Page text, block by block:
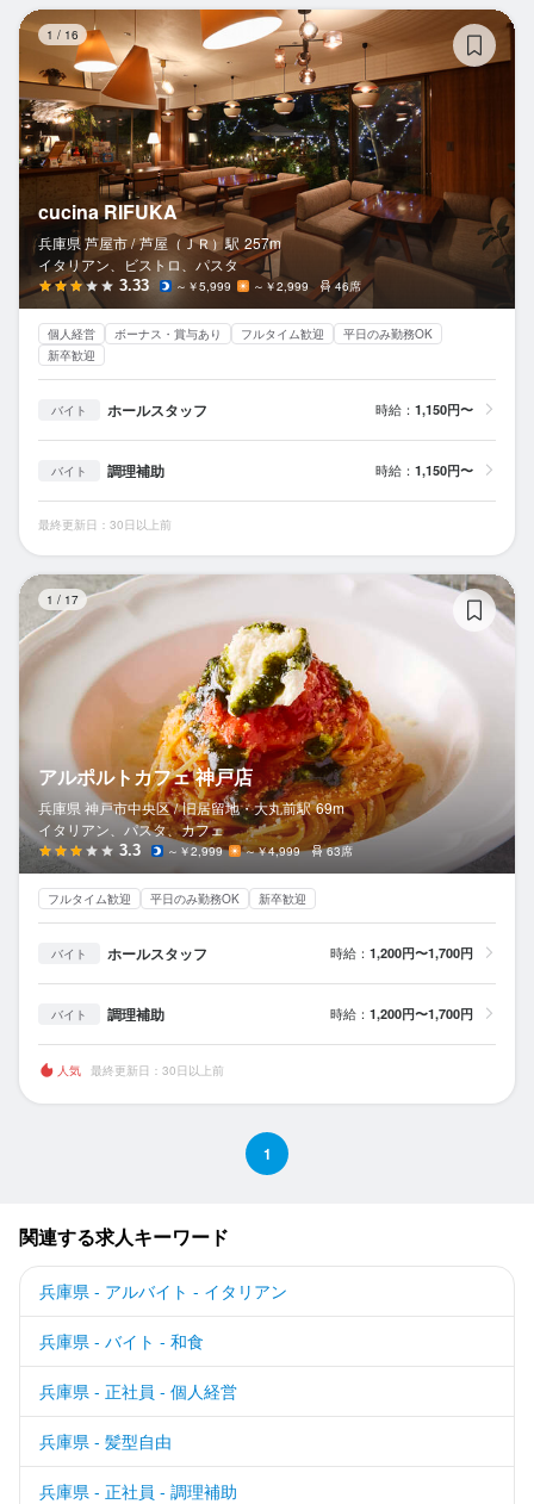
1 / 16
cucina RIFUKA
兵庫県 芦屋市 / 芦屋（ＪＲ）駅 257m
イタリアン、ビストロ、パスタ
3.33 ～￥5,999 ～￥2,999 46席
個人経営 ボーナス・賞与あり フルタイム歓迎
平日のみ勤務OK
新卒歓迎
バイト ホールスタッフ 時給： 1,150円〜
バイト 調理補助 時給： 1,150円〜
最終更新日：30日以上前
1 / 17
アルポルトカフェ 神戸店
兵庫県 神戸市中央区 / 旧居留地・大丸前駅 69m
イタリアン、パスタ、カフェ
3.3 ～￥2,999 ～￥4,999 63席
フルタイム歓迎 平日のみ勤務OK 新卒歓迎
バイト ホールスタッフ 時給： 1,200円〜1,700円
バイト 調理補助 時給： 1,200円〜1,700円
人気 最終更新日：30日以上前
1
関連する求人キーワード
兵庫県 - アルバイト - イタリアン
兵庫県 - バイト - 和食
兵庫県 - 正社員 - 個人経営
兵庫県 - 髪型自由
兵庫県 - 正社員 - 調理補助